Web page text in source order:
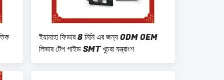
ইয়ামাহা ফিডার 8 মিমি এর জন্য ODM OEM
লিভার টেপ গাইড SMT খুচরা যন্ত্রাংশ